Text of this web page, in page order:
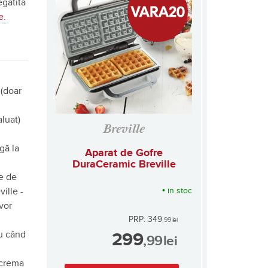
la
de
-
când
Breville
Aparat de Gofre
DuraCeramic Breville
• in stoc
PRP: 349,99lei
299,99lei